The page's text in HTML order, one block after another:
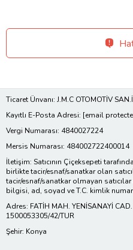
Ticaret Ünvanı: J.M.C OTOMOTİV
Kayıtlı E-Posta Adresi: [email
Vergi Numarası: 4840027224
Mersis Numarası: 484002722400014
İletişim: Satıcının Çiçeksepeti
birlikte tacir/esnaf/sanatkar olan
tacir/esnaf/sanatkar olmayan
bilgisi, ad, soyad ve T.C. kimlik
Adres: FATİH MAH. YENİSANAYİ
1500053305/42/TUR
Şehir: Konya